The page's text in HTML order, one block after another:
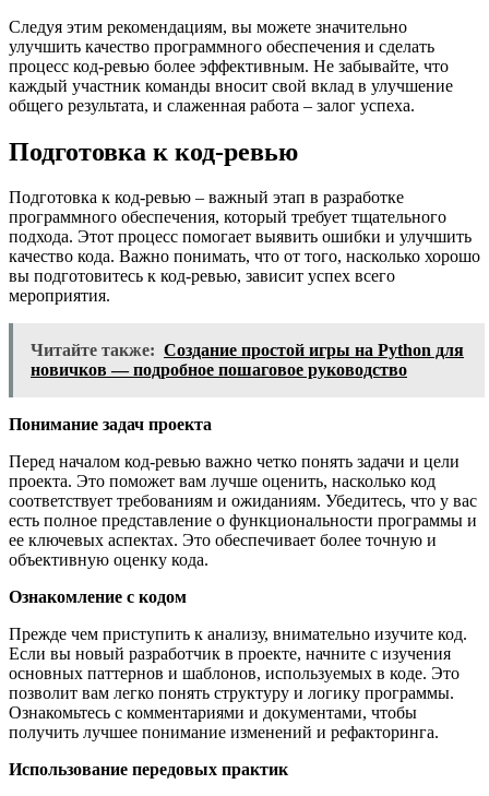
Следуя этим рекомендациям, вы можете значительно
улучшить качество программного обеспечения и сделать
процесс код-ревью более эффективным. Не забывайте, что
каждый участник команды вносит свой вклад в улучшение
общего результата, и слаженная работа – залог успеха.
Подготовка к код-ревью
Подготовка к код-ревью – важный этап в разработке
программного обеспечения, который требует тщательного
подхода. Этот процесс помогает выявить ошибки и улучшить
качество кода. Важно понимать, что от того, насколько хорошо
вы подготовитесь к код-ревью, зависит успех всего
мероприятия.
Читайте также: Создание простой игры на Python для
новичков — подробное пошаговое руководство
Понимание задач проекта
Перед началом код-ревью важно четко понять задачи и цели
проекта. Это поможет вам лучше оценить, насколько код
соответствует требованиям и ожиданиям. Убедитесь, что у вас
есть полное представление о функциональности программы и
ее ключевых аспектах. Это обеспечивает более точную и
объективную оценку кода.
Ознакомление с кодом
Прежде чем приступить к анализу, внимательно изучите код.
Если вы новый разработчик в проекте, начните с изучения
основных паттернов и шаблонов, используемых в коде. Это
позволит вам легко понять структуру и логику программы.
Ознакомьтесь с комментариями и документами, чтобы
получить лучшее понимание изменений и рефакторинга.
Использование передовых практик